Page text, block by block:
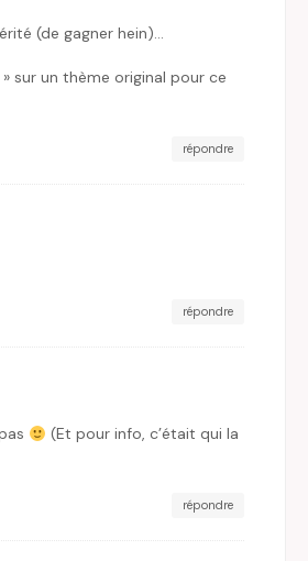
(de gagner hein)…
sur un thème original pour ce
répondre
répondre
(Et pour info, c’était qui la
répondre